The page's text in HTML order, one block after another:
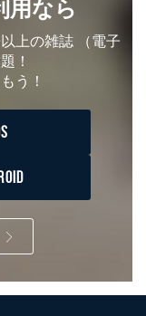
用なら
上の雑誌 （電子
！
う！